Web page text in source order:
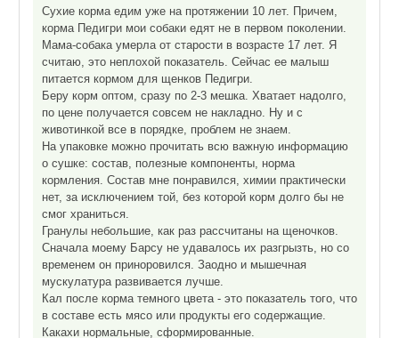
Сухие корма едим уже на протяжении 10 лет. Причем,
корма Педигри мои собаки едят не в первом поколении.
Мама-собака умерла от старости в возрасте 17 лет. Я
считаю, это неплохой показатель. Сейчас ее малыш
питается кормом для щенков Педигри.
Беру корм оптом, сразу по 2-3 мешка. Хватает надолго,
по цене получается совсем не накладно. Ну и с
животинкой все в порядке, проблем не знаем.
На упаковке можно прочитать всю важную информацию
о сушке: состав, полезные компоненты, норма
кормления. Состав мне понравился, химии практически
нет, за исключением той, без которой корм долго бы не
смог храниться.
Гранулы небольшие, как раз рассчитаны на щеночков.
Сначала моему Барсу не удавалось их разгрызть, но со
временем он приноровился. Заодно и мышечная
мускулатура развивается лучше.
Кал после корма темного цвета - это показатель того, что
в составе есть мясо или продукты его содержащие.
Какахи нормальные, сформированные.